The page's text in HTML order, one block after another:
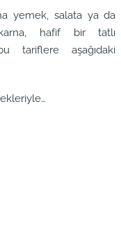
yemek, salata ya da
hafif bir tatlı
tariflere aşağıdaki